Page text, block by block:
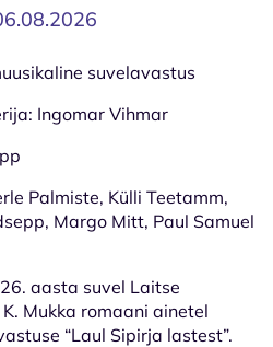
suvelavastus
Ingomar Vihmar
Palmiste, Külli Teetamm,
Margo Mitt, Paul Samuel
aasta suvel Laitse
Mukka romaani ainetel
“Laul Sipirja lastest”.